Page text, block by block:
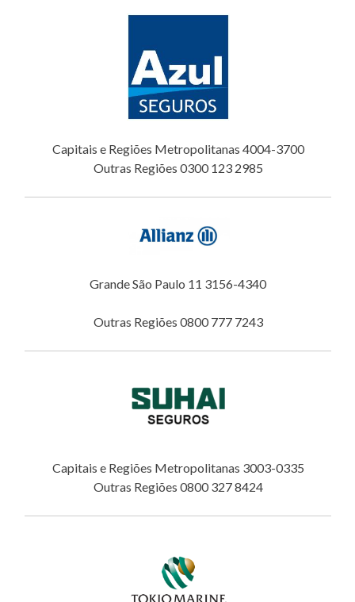
Capitais e Regiões Metropolitanas 4004-3700
Outras Regiões 0300 123 2985
Grande São Paulo 11 3156-4340
Outras Regiões 0800 777 7243
Capitais e Regiões Metropolitanas 3003-0335
Outras Regiões 0800 327 8424